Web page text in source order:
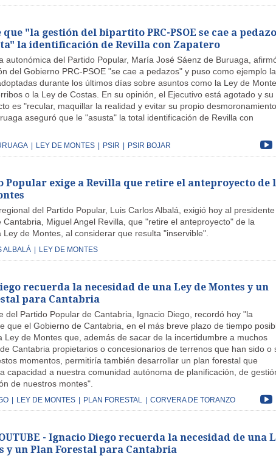
que "la gestión del bipartito PRC-PSOE se cae a
la identificación de Revilla con Zapatero
autonómica del Partido Popular, María José Sáenz de Buruaga,
del Gobierno PRC-PSOE "se cae a pedazos" y puso como ejemplo
durante los últimos días sobre asuntos como la Ley de
o la Ley de Costas. En su opinión, el Ejecutivo está agotado y su
es "recular, maquillar la realidad y evitar su propio
aseguró que le "asusta" la total identificación de Revilla con
LEY DE MONTES PSIR PSIR BOJAR
Popular exige a Revilla que retire el anteproyecto de
del Partido Popular, Luis Carlos Albalá, exigió hoy al
Cantabria, Miguel Angel Revilla, que "retire el anteproyecto" de la
Ley de Montes, al considerar que resulta "inservible".
ALBALÁ LEY DE MONTES
recuerda la necesidad de una Ley de Montes y un
para Cantabria
del Partido Popular de Cantabria, Ignacio Diego, recordó hoy "la
que el Gobierno de Cantabria, en el más breve plazo de tiempo
Ley de Montes que, además de sacar de la incertidumbre a muchos
Cantabria propietarios o concesionarios de terrenos que han sido o
momentos, permitiría también desarrollar un plan forestal que
capacidad a nuestra comunidad autónoma de planificación, de
de nuestros montes".
LEY DE MONTES PLAN FORESTAL CORVERA DE TORANZO
- Ignacio Diego recuerda la necesidad de una
y un Plan Forestal para Cantabria